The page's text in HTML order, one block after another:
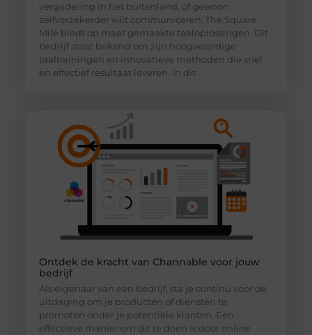
vergadering in het buitenland, of gewoon
zelfverzekerder wilt communiceren, The Square
Mile biedt op maat gemaakte taaloplossingen. Dit
bedrijf staat bekend om zijn hoogwaardige
taaltrainingen en innovatieve methoden die snel
en effectief resultaat leveren. In dit
Ontdek de kracht van Channable voor jouw
bedrijf
Als eigenaar van een bedrijf, sta je continu voor de
uitdaging om je producten of diensten te
promoten onder je potentiële klanten. Een
effectieve manier om dit te doen is door online